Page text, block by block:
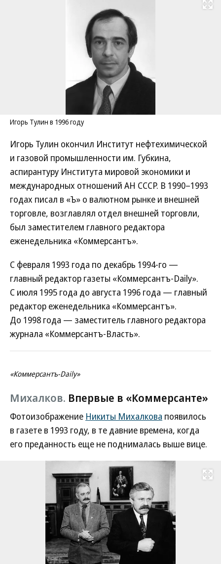
Развернуть
Игорь Тулин в 1996 году
Игорь Тулин окончил Институт нефтехимической
и газовой промышленности им. Губкина,
аспирантуру Института мировой экономики и
международных отношений АН СССР. В 1990–1993
годах писал в «Ъ» о валютном рынке и внешней
торговле, возглавлял отдел внешней торговли,
был заместителем главного редактора
еженедельника «Коммерсантъ».
С февраля 1993 года по декабрь 1994-го —
главный редактор газеты «Коммерсантъ-Daily».
С июля 1995 года до августа 1996 года — главный
редактор еженедельника «Коммерсантъ».
До 1998 года — заместитель главного редактора
журнала «Коммерсантъ-Власть».
«Коммерсантъ-Daily»
Михалков. Впервые в «Коммерсанте»
Фотоизображение Никиты Михалкова появилось
в газете в 1993 году, в те давние времена, когда
его преданность еще не поднималась выше вице.
Развернуть